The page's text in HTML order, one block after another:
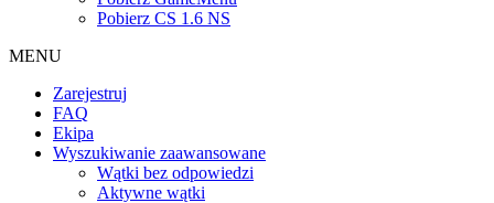
Pobierz CS 1.6 NS
MENU
Zarejestruj
FAQ
Ekipa
Wyszukiwanie zaawansowane
Wątki bez odpowiedzi
Aktywne wątki